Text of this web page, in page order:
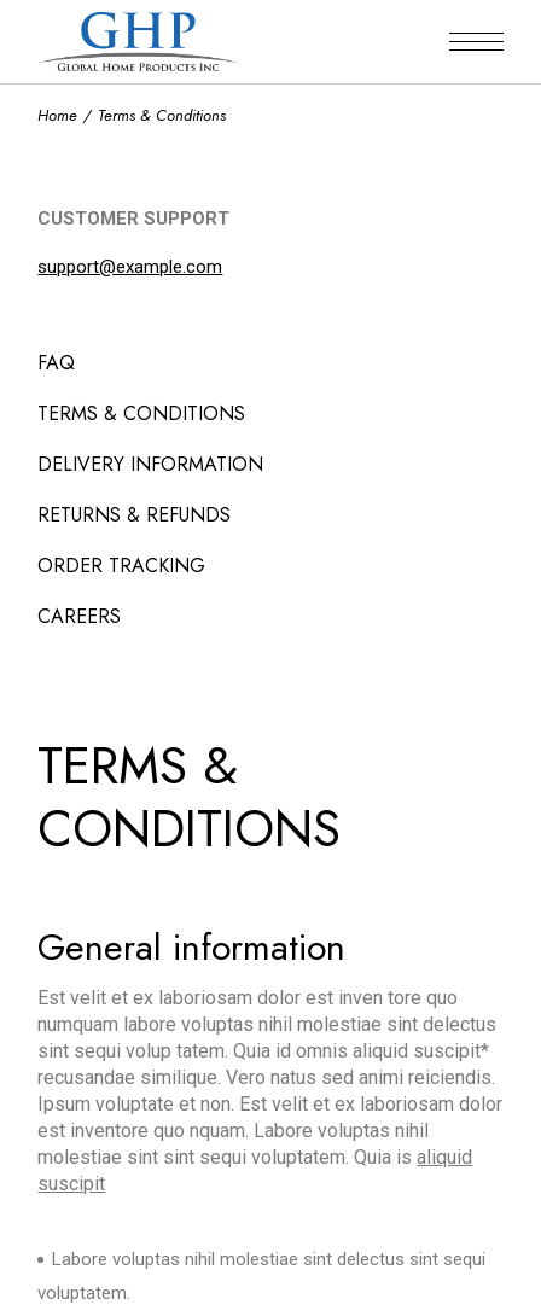
Home Terms & Conditions
CUSTOMER SUPPORT
support@example.com
FAQ
TERMS & CONDITIONS
DELIVERY INFORMATION
RETURNS & REFUNDS
ORDER TRACKING
CAREERS
TERMS &
CONDITIONS
General information
Est velit et ex laboriosam dolor est inven tore quo
numquam labore voluptas nihil molestiae sint delectus
sint sequi volup tatem. Quia id omnis aliquid suscipit*
recusandae similique. Vero natus sed animi reiciendis.
Ipsum voluptate et non. Est velit et ex laboriosam dolor
est inventore quo nquam. Labore voluptas nihil
molestiae sint sint sequi voluptatem. Quia isaliquid
suscipit
Labore voluptas nihil molestiae sint delectus sint sequi
voluptatem.